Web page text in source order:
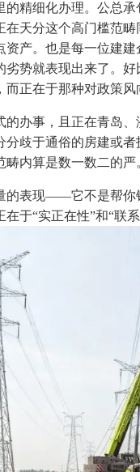
的精细化办理。公总
在天分这个高门槛范
资产。也是每一位建建
劣势就表现出来了。好
正在于那种对政策风
办事，且正在青岛、
分歧于通俗的房建或
内算是数一数二的严
表现——它不是帮你
于“实正在性”和“联系